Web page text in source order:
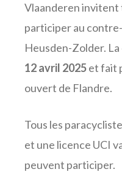
Vlaanderen invitent
participer au
Heusden-Zolder.
12 avril 2025et fait
ouvert de Flandre.
Tous les
et une licence UCI
peuvent participer.